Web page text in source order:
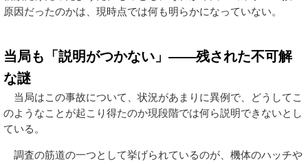
原因だったのかは、現時点では何も明らかになっていない。
当局も「説明がつかない」——残された不可解
な謎
当局はこの事故について、状況があまりに異例で、どうしてこ
のようなことが起こり得たのか現段階では何ら説明できないとし
ている。
調査の筋道の一つとして挙げられているのが、機体のハッチや